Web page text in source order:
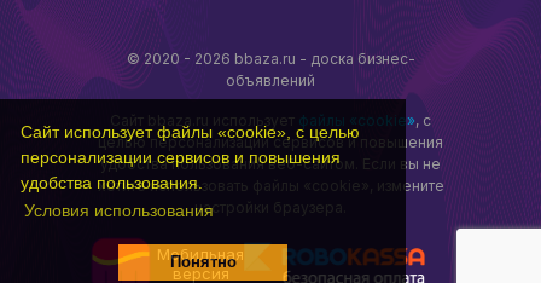
Сайт использует файлы «cookie», с целью
персонализации сервисов и повышения
удобства пользования.
Условия использования
Понятно
© 2020 - 2026 bbaza.ru - доска бизнес-
объявлений
Сайт bbaza.ru использует файлы «cookie», с
целью персонализации сервисов и повышения
удобства пользования веб-сайтом. Если вы не
хотите использовать файлы «cookie», измените
настройки браузера.
Мобильная
версия